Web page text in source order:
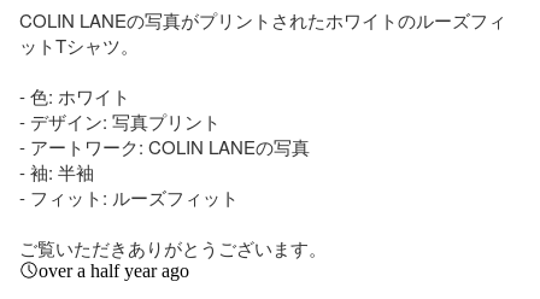
COLIN LANEの写真がプリントされたホワイトのルーズフィ
ットTシャツ。
- 色: ホワイト
- デザイン: 写真プリント
- アートワーク: COLIN LANEの写真
- 袖: 半袖
- フィット: ルーズフィット
ご覧いただきありがとうございます。
over a half year ago